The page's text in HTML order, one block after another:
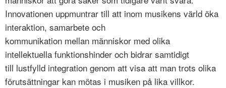
Innovationen uppmuntrar till att inom musikens värld öka
interaktion, samarbete och
kommunikation mellan människor med olika
intellektuella funktionshinder och bidrar samtidigt
till lustfylld integration genom att visa att man trots olika
förutsättningar kan mötas i musiken på lika villkor.